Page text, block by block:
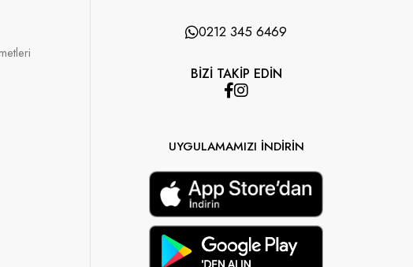
0212 345 6469
BİZİ TAKİP EDİN
UYGULAMAMIZI İNDİRİN